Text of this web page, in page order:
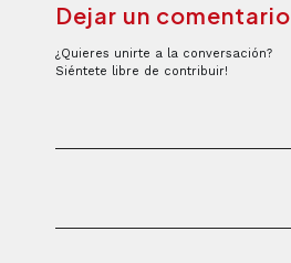
Dejar un comentario
¿Quieres unirte a la conversación?
Siéntete libre de contribuir!